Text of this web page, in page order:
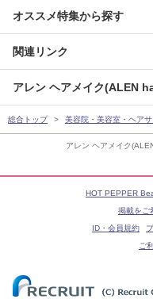
アレン ヘアメイク
オススメ特集から探す
関連リンク
アレン ヘアメイク(ALEN
総合トップ 美容院・美容室・ヘア
HOT PEPPER
掲載をご
ID・会員規約
ご